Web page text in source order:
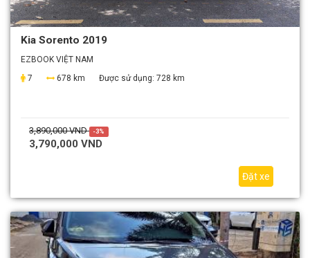
Kia Sorento 2019
EZBOOK VIỆT NAM
7
678 km Được sử dụng: 728 km
3,890,000 VND -3%
3,790,000 VND
Đặt xe